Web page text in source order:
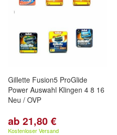
Gillette Fusion5 ProGlide
Power Auswahl Klingen 4 8 16
Neu / OVP
ab 21,80 €
Kostenloser Versand